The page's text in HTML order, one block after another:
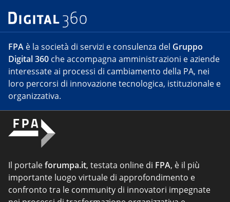
FPA è la società di servizi e consulenza del Gruppo
Digital 360 che accompagna amministrazioni e aziende
interessate ai processi di cambiamento della PA, nei
loro percorsi di innovazione tecnologica, istituzionale e
organizzativa.
Il portaleforumpa.it, testata online di FPA, è il più
importante luogo virtuale di approfondimento e
confronto tra le community di innovatori impegnate